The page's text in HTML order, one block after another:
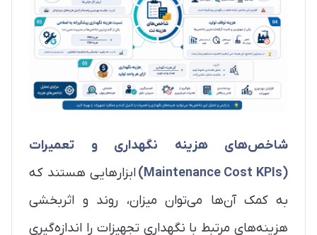
شاخص‌های هزینه نگهداری و تعمیرات
(Maintenance Cost KPIs)
ابزارهایی هستند که
به کمک آن‌ها می‌توان میزان، روند و اثربخشی
هزینه‌های مرتبط با نگهداری تجهیزات را اندازه‌گیری